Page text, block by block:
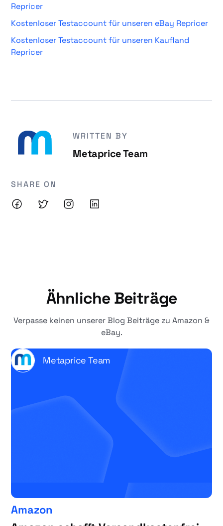
Repricer
Kostenloser Testaccount für unseren eBay Repricer
Kostenloser Testaccount für unseren Kaufland
Repricer
WRITTEN BY
Metaprice Team
SHARE ON
Ähnliche Beiträge
Verpasse keinen unserer Blog Beiträge zu Amazon &
eBay.
Metaprice Team
Amazon